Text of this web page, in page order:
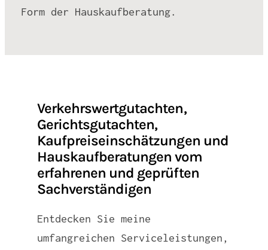
Form der Hauskaufberatung.
Verkehrswertgutachten,
Gerichtsgutachten,
Kaufpreiseinschätzungen und
Hauskaufberatungen vom
erfahrenen und geprüften
Sachverständigen
Entdecken Sie meine
umfangreichen Serviceleistungen,